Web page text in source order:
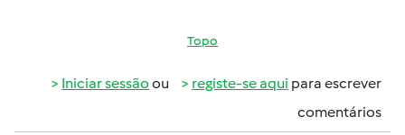
Topo
Iniciar sessão ou registe-se aqui para escrever
comentários